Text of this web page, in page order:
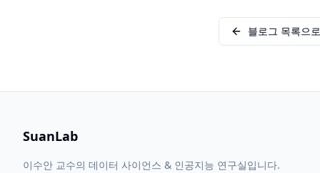
블로그 목록으로
SuanLab
이수안 교수의 데이터 사이언스 & 인공지능 연구실입니다.